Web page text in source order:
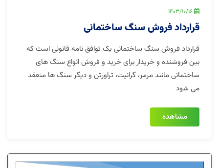
1403/10/16
قرارداد فروش سنگ ساختمانی
قرارداد فروش سنگ ساختمانی یک توافق نامه قانونی است که
بین فروشنده و خریدار برای خرید و فروش انواع سنگ های
ساختمانی مانند مرمر، گرانیت، تراورتن و دیگر سنگ ها منعقد
می شود
مشاهده